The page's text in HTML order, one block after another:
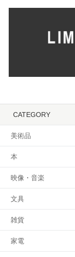
CATEGORY
美術品
本
映像・音楽
文具
雑貨
家電